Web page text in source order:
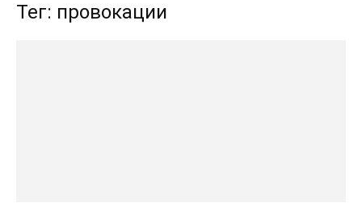
Тег: провокации